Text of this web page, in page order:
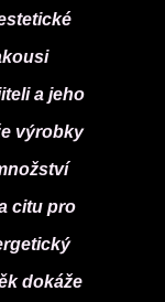
a jeho
výrobky
citu pro
dokáže